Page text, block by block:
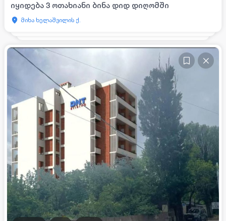
იყიდება 3 ოთახიანი ბინა დიდ დიღომში
მიხა ხელაშვილის ქ.